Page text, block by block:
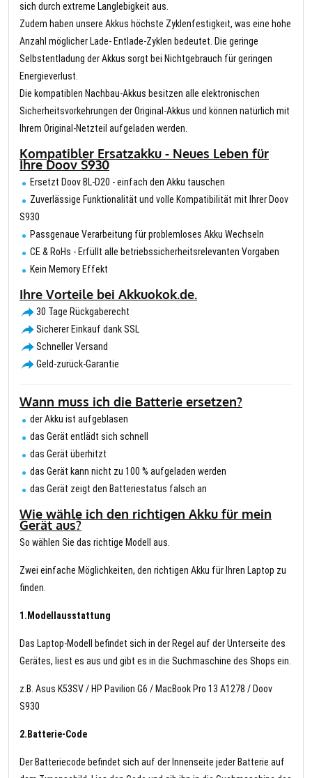
sich durch extreme Langlebigkeit aus.
Zudem haben unsere Akkus höchste Zyklenfestigkeit, was eine hohe
Anzahl möglicher Lade- Entlade-Zyklen bedeutet. Die geringe
Selbstentladung der Akkus sorgt bei Nichtgebrauch für geringen
Energieverlust.
Die kompatiblen Nachbau-Akkus besitzen alle elektronischen
Sicherheitsvorkehrungen der Original-Akkus und können natürlich mit
Ihrem Original-Netzteil aufgeladen werden.
Kompatibler Ersatzakku - Neues Leben für
Ihre Doov S930
Ersetzt Doov BL-D20 - einfach den Akku tauschen
Zuverlässige Funktionalität und volle Kompatibilität mit Ihrer Doov
S930
Passgenaue Verarbeitung für problemloses Akku Wechseln
CE & RoHs - Erfüllt alle betriebssicherheitsrelevanten Vorgaben
Kein Memory Effekt
Ihre Vorteile bei Akkuokok.de.
30 Tage Rückgaberecht
Sicherer Einkauf dank SSL
Schneller Versand
Geld-zurück-Garantie
Wann muss ich die Batterie ersetzen?
der Akku ist aufgeblasen
das Gerät entlädt sich schnell
das Gerät überhitzt
das Gerät kann nicht zu 100 % aufgeladen werden
das Gerät zeigt den Batteriestatus falsch an
Wie wähle ich den richtigen Akku für mein
Gerät aus?
So wählen Sie das richtige Modell aus.
Zwei einfache Möglichkeiten, den richtigen Akku für Ihren Laptop zu
finden.
1.Modellausstattung
Das Laptop-Modell befindet sich in der Regel auf der Unterseite des
Gerätes, liest es aus und gibt es in die Suchmaschine des Shops ein.
z.B. Asus K53SV / HP Pavilion G6 / MacBook Pro 13 A1278 / Doov
S930
2.Batterie-Code
Der Batteriecode befindet sich auf der Innenseite jeder Batterie auf